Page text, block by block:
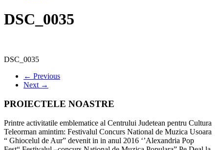
DSC_0035
DSC_0035
← Previous
Next →
PROIECTELE NOASTRE
Printre activitatile emblematice al Centrului Judetean pentru Cultura
Teleorman amintim: Festivalul Concurs National de Muzica Usoara
“ Ghiocelul de Aur” devenit in in anul 2016 ‘’Alexandria Pop